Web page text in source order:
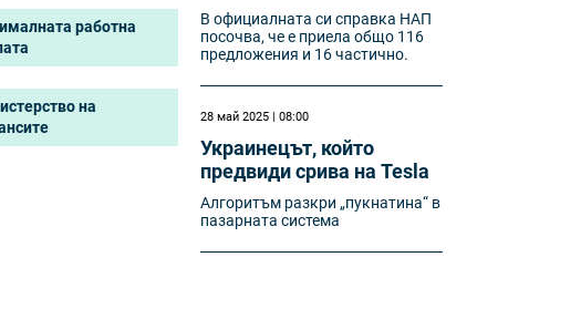
работна
на
В официалната си справка НАП
посочва, че е приела общо 116
предложения и 16 частично.
28 май 2025 | 08:00
Украинецът, който
предвиди срива на Tesla
Алгоритъм разкри „пукнатина“ в
пазарната система